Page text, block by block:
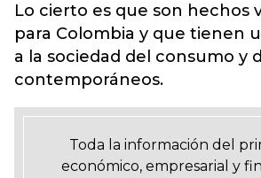
Lo cierto es que son hechos
para Colombia y que tienen
a la sociedad del consumo y
contemporáneos.
Toda la información del
económico, empresarial y